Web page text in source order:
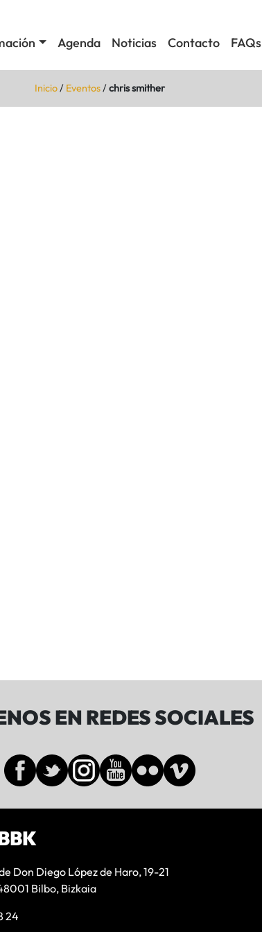
Agenda Noticias Contacto FAQs
Inicio/ Eventos/chris smither
EN REDES SOCIALES
Don Diego López de Haro, 19-21
Bilbo, Bizkaia
24